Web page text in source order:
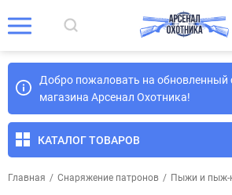
Добро пожаловать на обновленный
магазина Арсенал Охотника!
КАТАЛОГ ТОВАРОВ
Главная / Снаряжение патронов / Пыжи и пыж-